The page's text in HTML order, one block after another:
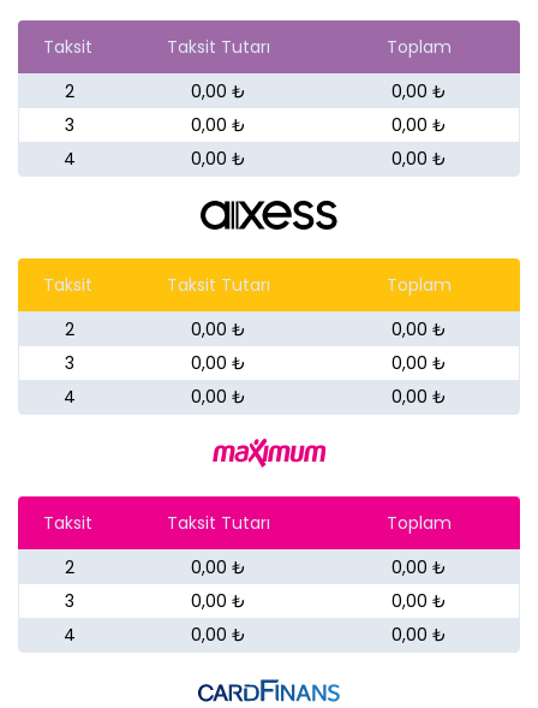
Taksit Taksit Tutarı
Toplam
2
0,00 ₺
0,00 ₺
3
0,00 ₺
0,00 ₺
4
0,00 ₺ 0,00 ₺
Taksit Taksit Tutarı
Toplam
2
0,00 ₺
0,00 ₺
3
0,00 ₺
0,00 ₺
4
0,00 ₺ 0,00 ₺
Taksit Taksit Tutarı
Toplam
2
0,00 ₺
0,00 ₺
3
0,00 ₺
0,00 ₺
4
0,00 ₺ 0,00 ₺